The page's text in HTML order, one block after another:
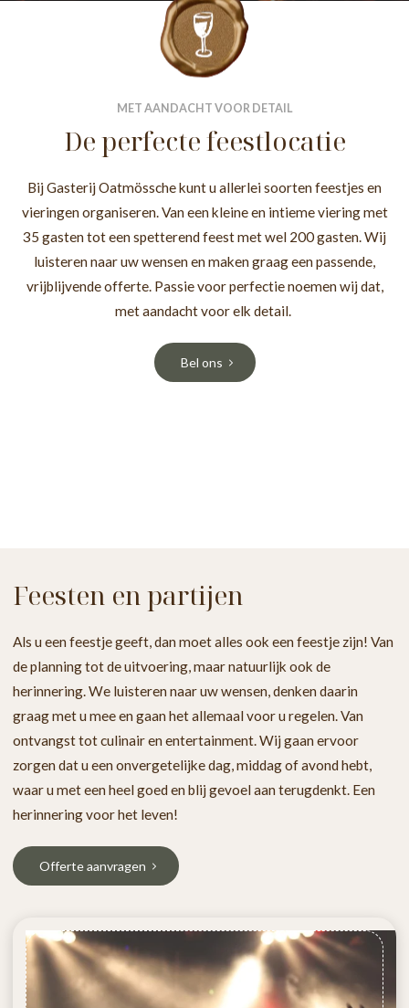
MET AANDACHT VOOR DETAIL
De perfecte feestlocatie
Bij Gasterij Oatmössche kunt u allerlei soorten feestjes en
vieringen organiseren. Van een kleine en intieme viering met
35 gasten tot een spetterend feest met wel 200 gasten. Wij
luisteren naar uw wensen en maken graag een passende,
vrijblijvende offerte. Passie voor perfectie noemen wij dat,
met aandacht voor elk detail.
Bel ons
Feesten en partijen
Als u een feestje geeft, dan moet alles ook een feestje zijn! Van
de planning tot de uitvoering, maar natuurlijk ook de
herinnering. We luisteren naar uw wensen, denken daarin
graag met u mee en gaan het allemaal voor u regelen. Van
ontvangst tot culinair en entertainment. Wij gaan ervoor
zorgen dat u een onvergetelijke dag, middag of avond hebt,
waar u met een heel goed en blij gevoel aan terugdenkt. Een
herinnering voor het leven!
Offerte aanvragen